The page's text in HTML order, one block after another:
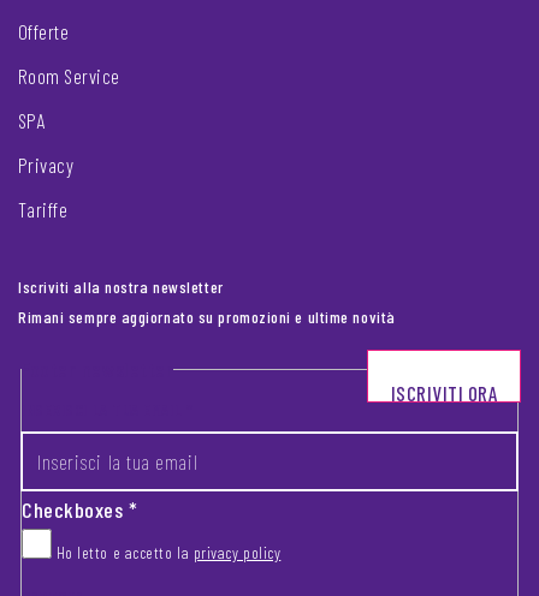
Offerte
Room Service
SPA
Privacy
Tariffe
Iscriviti alla nostra newsletter
Rimani sempre aggiornato su promozioni e ultime novità
Footer newsletter
Checkboxes*
Ho letto e accetto la privacy policy
ISCRIVITI ORA